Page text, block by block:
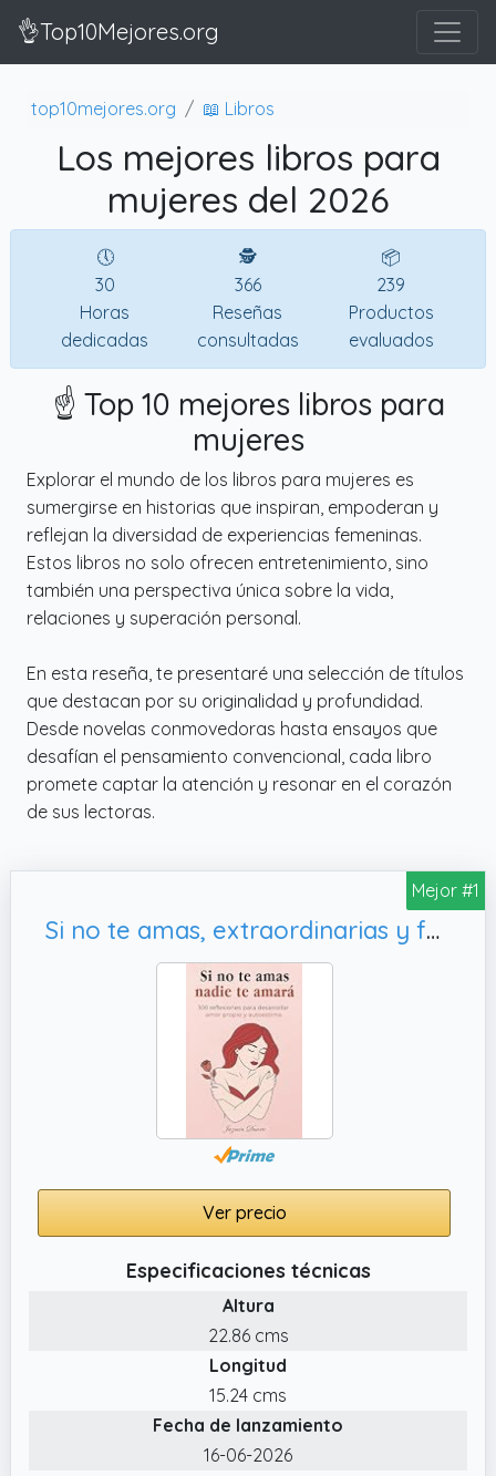
👌Top10Mejores.org
top10mejores.org 📖 Libros
Los mejores libros para
mujeres del 2026
🕔
30
Horas
dedicadas
🕵
366
Reseñas
consultadas
📦
239
Productos
evaluados
☝️ Top 10 mejores libros para
mujeres
Explorar el mundo de los libros para mujeres es
sumergirse en historias que inspiran, empoderan y
reflejan la diversidad de experiencias femeninas.
Estos libros no solo ofrecen entretenimiento, sino
también una perspectiva única sobre la vida,
relaciones y superación personal.
En esta reseña, te presentaré una selección de títulos
que destacan por su originalidad y profundidad.
Desde novelas conmovedoras hasta ensayos que
desafían el pensamiento convencional, cada libro
promete captar la atención y resonar en el corazón
de sus lectoras.
Mejor #1
Si no te amas, extraordinarias y fuertes)
Ver precio
Especificaciones técnicas
Altura
22.86 cms
Longitud
15.24 cms
Fecha de lanzamiento
16-06-2026